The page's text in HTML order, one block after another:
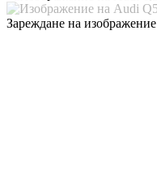
Зареждане на изображение